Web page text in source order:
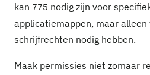
kan 775 nodig zijn voor
applicatiemappen, maar
schrijfrechten nodig hebben.
Maak permissies niet zomaar